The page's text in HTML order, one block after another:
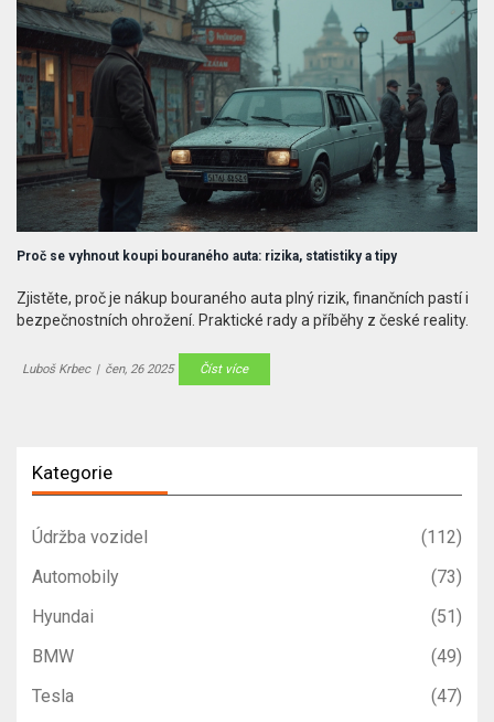
Proč se vyhnout koupi bouraného auta: rizika, statistiky a tipy
Zjistěte, proč je nákup bouraného auta plný rizik, finančních pastí i
bezpečnostních ohrožení. Praktické rady a příběhy z české reality.
Luboš Krbec | čen, 26 2025 Číst více
Kategorie
Údržba vozidel
(112)
Automobily
(73)
Hyundai
(51)
BMW
(49)
Tesla
(47)